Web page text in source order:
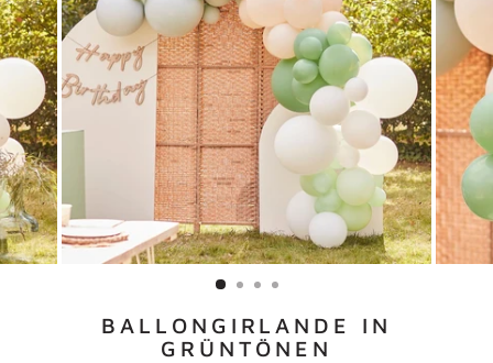
BALLONGIRLANDE IN
GRÜNTÖNEN